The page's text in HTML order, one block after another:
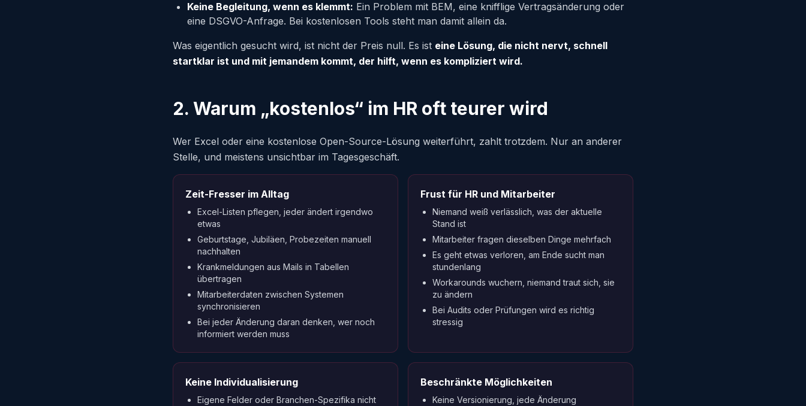
Keine Begleitung, wenn es klemmt: Ein Problem mit BEM, eine knifflige Vertragsänderung oder
eine DSGVO-Anfrage. Bei kostenlosen Tools steht man damit allein da.
Was eigentlich gesucht wird, ist nicht der Preis null. Es ist eine Lösung, die nicht nervt, schnell
startklar ist und mit jemandem kommt, der hilft, wenn es kompliziert wird.
2. Warum „kostenlos“ im HR oft teurer wird
Wer Excel oder eine kostenlose Open-Source-Lösung weiterführt, zahlt trotzdem. Nur an anderer
Stelle, und meistens unsichtbar im Tagesgeschäft.
Zeit-Fresser im Alltag
Excel-Listen pflegen, jeder ändert irgendwo
etwas
Geburtstage, Jubiläen, Probezeiten manuell
nachhalten
Krankmeldungen aus Mails in Tabellen
übertragen
Mitarbeiterdaten zwischen Systemen
synchronisieren
Bei jeder Änderung daran denken, wer noch
informiert werden muss
Frust für HR und Mitarbeiter
Niemand weiß verlässlich, was der aktuelle
Stand ist
Mitarbeiter fragen dieselben Dinge mehrfach
Es geht etwas verloren, am Ende sucht man
stundenlang
Workarounds wuchern, niemand traut sich, sie
zu ändern
Bei Audits oder Prüfungen wird es richtig
stressig
Keine Individualisierung
Eigene Felder oder Branchen-Spezifika nicht
Beschränkte Möglichkeiten
Keine Versionierung, jede Änderung